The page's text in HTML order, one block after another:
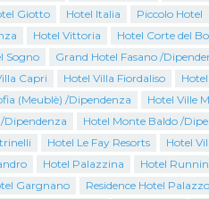
Giotto Hotel Italia Piccolo Hotel
Hotel Vittoria Hotel Corte del
Sogno Grand Hotel Fasano /
Capri Hotel Villa Fiordaliso
(Meublè) /Dipendenza Hotel Ville
Dipendenza Hotel Monte Baldo /
Hotel Le Fay Resorts Hotel
Hotel Palazzina Hotel
Gargnano Residence Hotel